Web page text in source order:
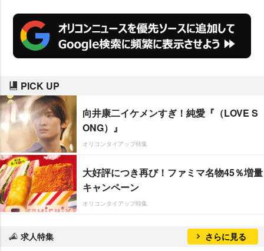
PICK UP
向井康二イケメンすぎ！純愛『（LOVE S
ONG）』
オリコンタイアップ特集
大好評につき再び！ファミマ名物45％増量
キャンペーン
オリコンタイアップ特集
求人特集 さらに見る